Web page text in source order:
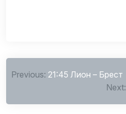
Навигация
записям
Previous: 21:45 Лион – Брест
Next: